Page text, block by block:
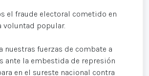
el fraude electoral cometido en
voluntad popular.
nuestras fuerzas de combate a
ante la embestida de represión
en el sureste nacional contra